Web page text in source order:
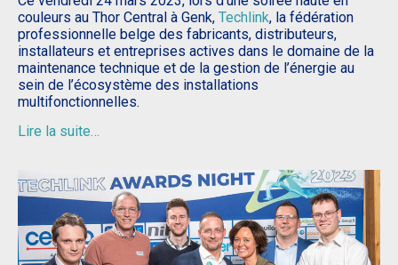
couleurs au Thor Central à Genk, Techlink, la fédération
professionnelle belge des fabricants, distributeurs,
installateurs et entreprises actives dans le domaine de la
maintenance technique et de la gestion de l’énergie au
sein de l’écosystème des installations
multifonctionnelles.
Lire la suite…